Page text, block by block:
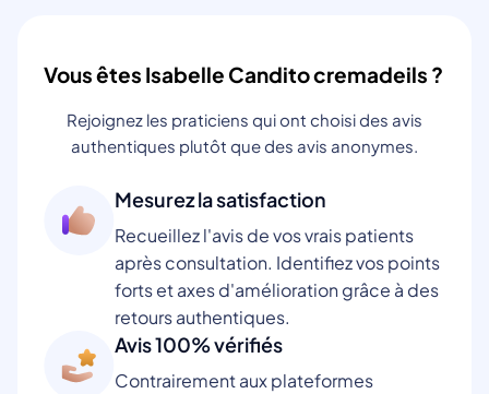
Vous êtes Isabelle Candito cremadeils ?
Rejoignez les praticiens qui ont choisi des avis
authentiques plutôt que des avis anonymes.
Mesurez la satisfaction
Recueillez l'avis de vos vrais patients
après consultation. Identifiez vos points
forts et axes d'amélioration grâce à des
retours authentiques.
Avis 100% vérifiés
Contrairement aux plateformes